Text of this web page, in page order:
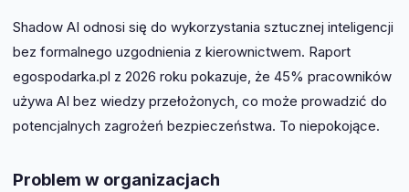
Shadow AI odnosi się do wykorzystania sztucznej inteligencji
bez formalnego uzgodnienia z kierownictwem. Raport
egospodarka.pl z 2026 roku pokazuje, że 45% pracowników
używa AI bez wiedzy przełożonych, co może prowadzić do
potencjalnych zagrożeń bezpieczeństwa. To niepokojące.
Problem w organizacjach